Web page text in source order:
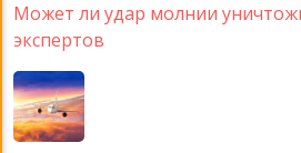
Может ли удар молнии
экспертов